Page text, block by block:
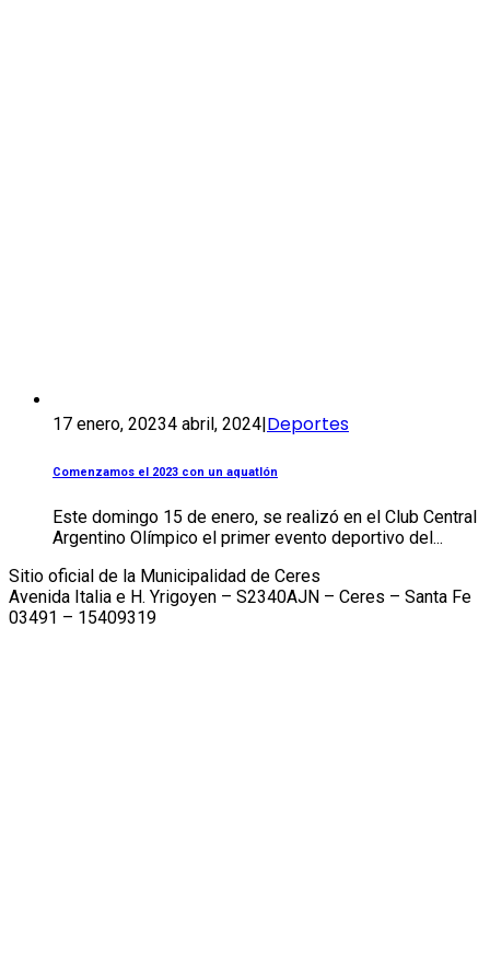
17 enero, 20234 abril, 2024|Deportes
Comenzamos el 2023 con un aquatlón
Este domingo 15 de enero, se realizó en el Club Central
Argentino Olímpico el primer evento deportivo del...
Sitio oficial de la Municipalidad de Ceres
Avenida Italia e H. Yrigoyen – S2340AJN – Ceres – Santa Fe
03491 – 15409319